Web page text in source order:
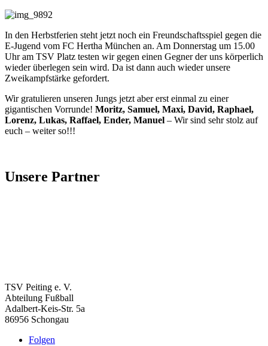
In den Herbstferien steht jetzt noch ein Freundschaftsspiel gegen die
E-Jugend vom FC Hertha München an. Am Donnerstag um 15.00
Uhr am TSV Platz testen wir gegen einen Gegner der uns körperlich
wieder überlegen sein wird. Da ist dann auch wieder unsere
Zweikampfstärke gefordert.
Wir gratulieren unseren Jungs jetzt aber erst einmal zu einer
gigantischen Vorrunde! Moritz, Samuel, Maxi, David, Raphael,
Lorenz, Lukas, Raffael, Ender, Manuel – Wir sind sehr stolz auf
euch – weiter so!!!
Unsere Partner
TSV Peiting e. V.
Abteilung Fußball
Adalbert-Keis-Str. 5a
86956 Schongau
Folgen